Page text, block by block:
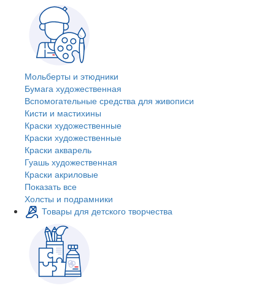
Мольберты и этюдники
Бумага художественная
Вспомогательные средства для живописи
Кисти и мастихины
Краски художественные
Краски художественные
Краски акварель
Гуашь художественная
Краски акриловые
Показать все
Холсты и подрамники
Товары для детского творчества